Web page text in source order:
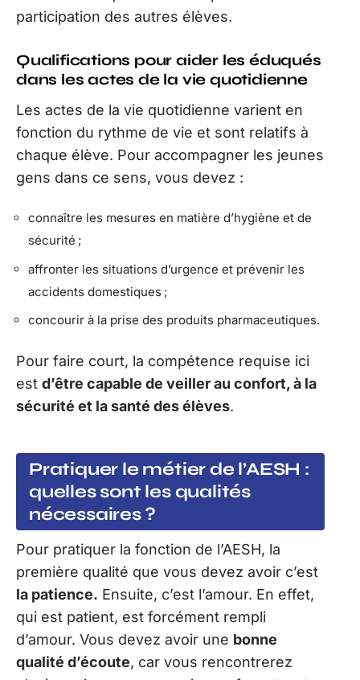
participation des autres élèves.
Qualifications pour aider les éduqués
dans les actes de la vie quotidienne
Les actes de la vie quotidienne varient en
fonction du rythme de vie et sont relatifs à
chaque élève. Pour accompagner les jeunes
gens dans ce sens, vous devez :
connaître les mesures en matière d’hygiène et de
sécurité ;
affronter les situations d’urgence et prévenir les
accidents domestiques ;
concourir à la prise des produits pharmaceutiques.
Pour faire court, la compétence requise ici
est d’être capable de veiller au confort, à la
sécurité et la santé des élèves.
Pratiquer le métier de l’AESH :
quelles sont les qualités
nécessaires ?
Pour pratiquer la fonction de l’AESH, la
première qualité que vous devez avoir c’est
la patience. Ensuite, c’est l’amour. En effet,
qui est patient, est forcément rempli
d’amour. Vous devez avoir une bonne
qualité d’écoute, car vous rencontrerez